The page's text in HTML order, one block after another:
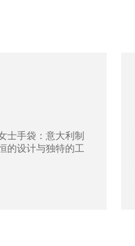
士手袋：意大利制
的设计与独特的工